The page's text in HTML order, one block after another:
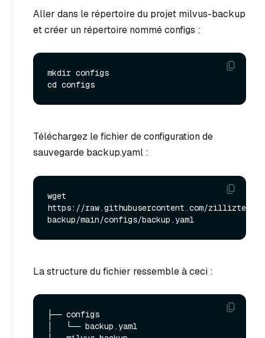
Aller dans le répertoire du projet milvus-backup
et créer un répertoire nommé configs :
mkdir configs
Téléchargez le fichier de configuration de
sauvegarde backup.yaml :
wget
https://raw.githubusercontent.com/zilliztech/
La structure du fichier ressemble à ceci :
├── configs
│   └── backup.yaml